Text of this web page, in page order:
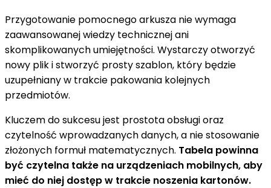
Przygotowanie pomocnego arkusza nie wymaga
zaawansowanej wiedzy technicznej ani
skomplikowanych umiejętności. Wystarczy otworzyć
nowy plik i stworzyć prosty szablon, który będzie
uzupełniany w trakcie pakowania kolejnych
przedmiotów.
Kluczem do sukcesu jest prostota obsługi oraz
czytelność wprowadzanych danych, a nie stosowanie
złożonych formuł matematycznych. Tabela powinna
być czytelna także na urządzeniach mobilnych, aby
mieć do niej dostęp w trakcie noszenia kartonów.